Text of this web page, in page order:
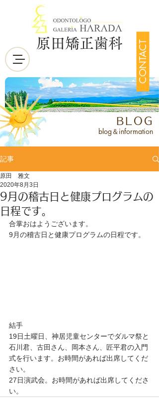
CONTACT
原田矯正歯科
BLOG
blog＆information
記事
9月の稽古日と健康プログラムの
日程です。
原田 雅文
2020年8月3日
合掌おはようございます。
9月の稽古日と健康プログラムの日程です。
結手
19日土曜日、神居児童センターでダルマ祭と
石川君、古田さん、岡本さん、匠平君の入門
式を行います。お時間があれば出席してくだ
さい。
27日演武会。お時間があれば出席してくださ
い。